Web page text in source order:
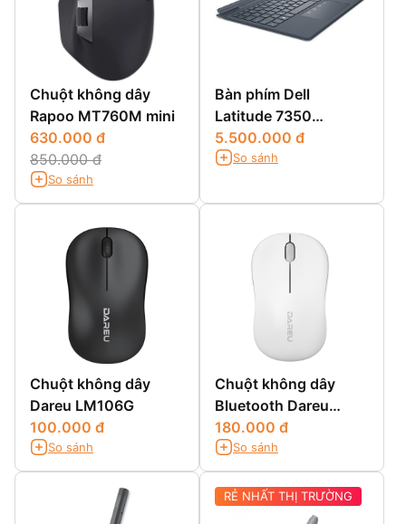
Chuột không dây
Rapoo MT760M mini
630.000 đ
850.000 đ
So sánh
Bàn phím Dell
Latitude 7350
Detachable
5.500.000 đ
So sánh
Chuột không dây
Dareu LM106G
100.000 đ
So sánh
Chuột không dây
Bluetooth Dareu
LM106D
180.000 đ
So sánh
RẺ NHẤT THỊ TRƯỜNG